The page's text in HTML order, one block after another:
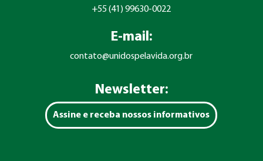
+55 (41) 99630-0022
E-mail:
contato@unidospelavida.org.br
Newsletter:
Assine e receba nossos informativos